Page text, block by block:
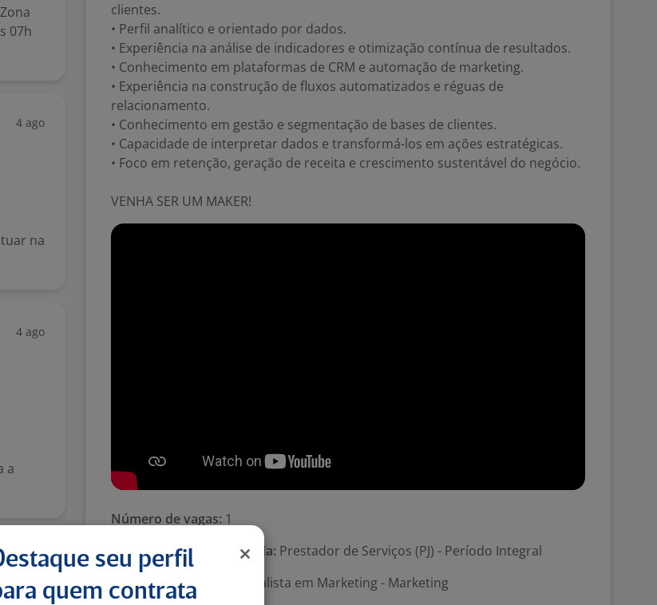
07h
4 ago
na
4 ago
a
4 ago
clientes.
• Perfil analítico e orientado por dados.
• Experiência na análise de indicadores e otimização contínua de resultados.
• Conhecimento em plataformas de CRM e automação de marketing.
• Experiência na construção de fluxos automatizados e réguas de
relacionamento.
• Conhecimento em gestão e segmentação de bases de clientes.
• Capacidade de interpretar dados e transformá-los em ações estratégicas.
• Foco em retenção, geração de receita e crescimento sustentável do negócio.
VENHA SER UM MAKER!
Número de vagas: 1
Tipo de contrato e Jornada: Prestador de Serviços (PJ) - Período Integral
Área Profissional:
Especialista em Marketing - Marketing
seu perfil
quem contrata